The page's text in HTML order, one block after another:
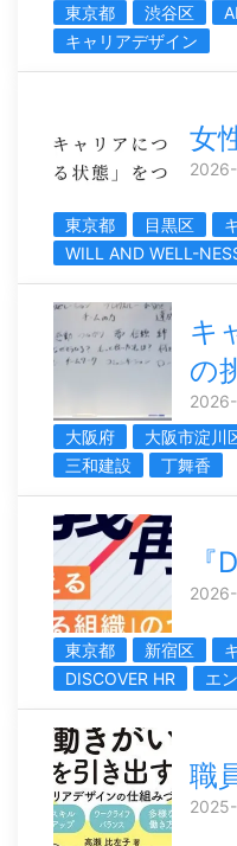
東京都 渋谷区 AI
キャリアデザイン
女
東京都 目黒区
WILL AND WELL-
キ
の
大阪府
大阪市淀川
三和建設
丁舞香
東京都 新宿区
DISCOVER HR
エ
職